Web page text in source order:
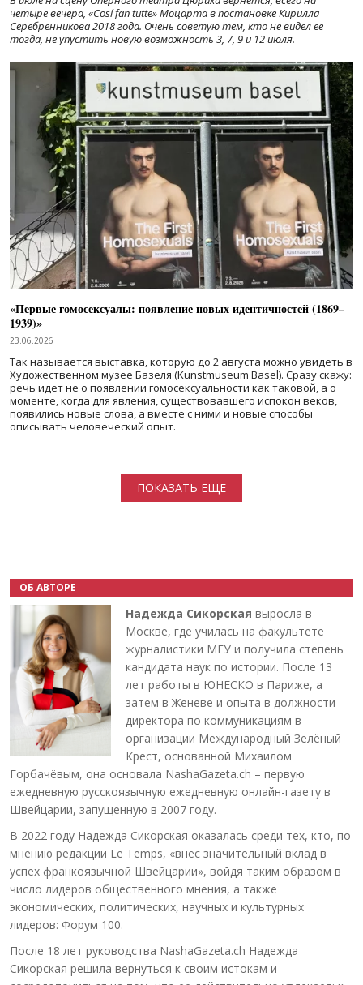
четыре вечера, «Cosí fan tutte» Моцарта в постановке Кирилла
Серебренникова 2018 года. Очень советую тем, кто не видел ее
тогда, не упустить новую возможность 3, 7, 9 и 12 июля.
«Первые гомосексуалы: появление новых идентичностей (1869–
1939)»
23.06.2026
Так называется выставка, которую до 2 августа можно увидеть в
Художественном музее Базеля (Kunstmuseum Basel). Сразу скажу:
речь идет не о появлении гомосексуальности как таковой, а о
моменте, когда для явления, существовавшего испокон веков,
появились новые слова, а вместе с ними и новые способы
описывать человеческий опыт.
ПОКАЗАТЬ ЕЩЕ
ОБ АВТОРЕ
Надежда Сикорская выросла в
Москве, где училась на факультете
журналистики МГУ и получила степень
кандидата наук по истории. После 13
лет работы в ЮНЕСКО в Париже, а
затем в Женеве и опыта в должности
директора по коммуникациям в
организации Международный Зелёный
Крест, основанной Михаилом
Горбачёвым, она основала NashaGazeta.ch – первую
ежедневную русскоязычную ежедневную онлайн-газету в
Швейцарии, запущенную в 2007 году.
В 2022 году Надежда Сикорская оказалась среди тех, кто, по
мнению редакции Le Temps, «внёс значительный вклад в
успех франкоязычной Швейцарии», войдя таким образом в
число лидеров общественного мнения, а также
экономических, политических, научных и культурных
лидеров: Форум 100.
После 18 лет руководства NashaGazeta.ch Надежда
Сикорская решила вернуться к своим истокам и